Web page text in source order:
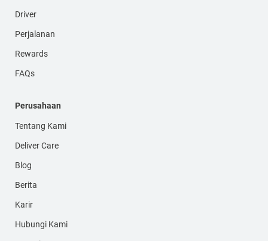
Driver
Perjalanan
Rewards
FAQs
Perusahaan
Tentang Kami
Deliver Care
Blog
Berita
Karir
Hubungi Kami